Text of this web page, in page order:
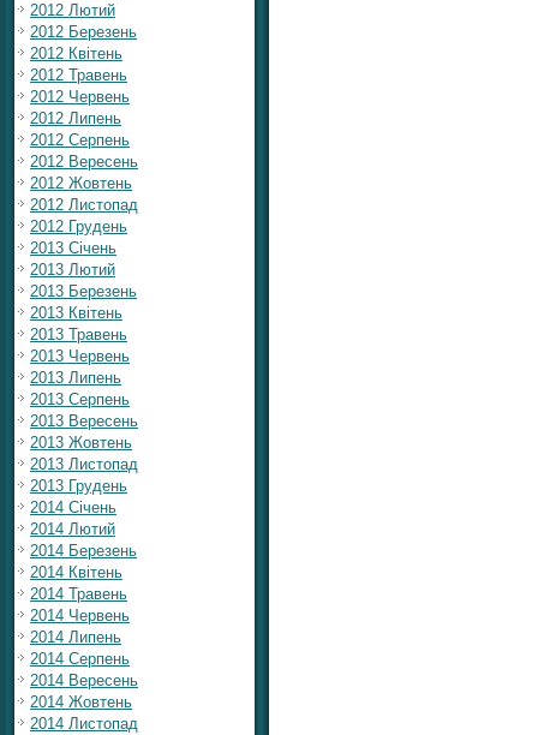
2012 Лютий
2012 Березень
2012 Квітень
2012 Травень
2012 Червень
2012 Липень
2012 Серпень
2012 Вересень
2012 Жовтень
2012 Листопад
2012 Грудень
2013 Січень
2013 Лютий
2013 Березень
2013 Квітень
2013 Травень
2013 Червень
2013 Липень
2013 Серпень
2013 Вересень
2013 Жовтень
2013 Листопад
2013 Грудень
2014 Січень
2014 Лютий
2014 Березень
2014 Квітень
2014 Травень
2014 Червень
2014 Липень
2014 Серпень
2014 Вересень
2014 Жовтень
2014 Листопад